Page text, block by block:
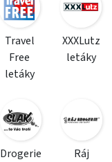
Travel
Free
letáky
XXXLutz
letáky
Drogerie
Ráj